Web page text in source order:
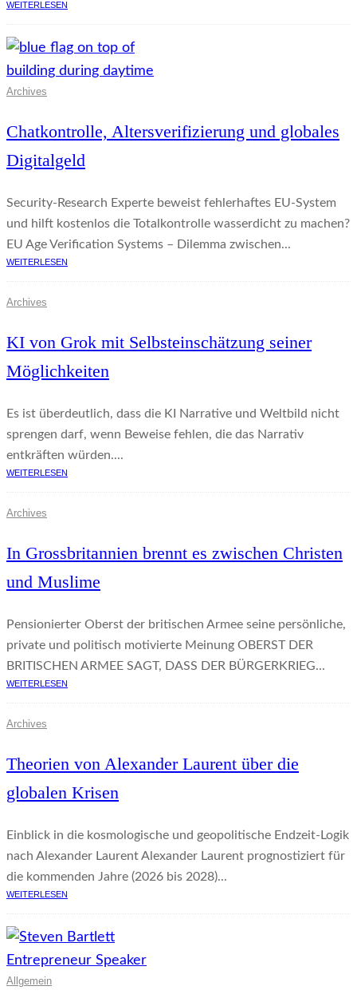
WEITERLESEN
Archives
Chatkontrolle, Altersverifizierung und globales
Digitalgeld
Security-Research Experte beweist fehlerhaftes EU-System
und hilft kostenlos die Totalkontrolle wasserdicht zu machen?
EU Age Verification Systems – Dilemma zwischen...
WEITERLESEN
Archives
KI von Grok mit Selbsteinschätzung seiner
Möglichkeiten
Es ist überdeutlich, dass die KI Narrative und Weltbild nicht
sprengen darf, wenn Beweise fehlen, die das Narrativ
entkräften würden....
WEITERLESEN
Archives
In Grossbritannien brennt es zwischen Christen
und Muslime
Pensionierter Oberst der britischen Armee seine persönliche,
private und politisch motivierte Meinung OBERST DER
BRITISCHEN ARMEE SAGT, DASS DER BÜRGERKRIEG...
WEITERLESEN
Archives
Theorien von Alexander Laurent über die
globalen Krisen
Einblick in die kosmologische und geopolitische Endzeit-Logik
nach Alexander Laurent Alexander Laurent prognostiziert für
die kommenden Jahre (2026 bis 2028)...
WEITERLESEN
Allgemein